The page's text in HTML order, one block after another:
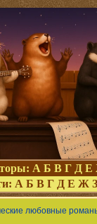
А Б В Г Д Е
А Б В Г Д Е Ж З
любовные